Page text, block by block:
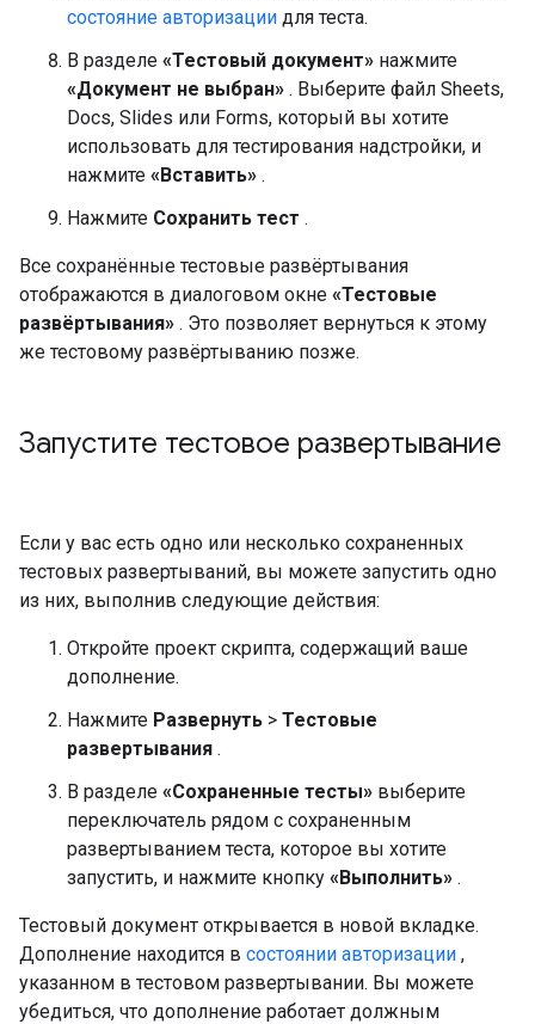
состояние авторизации для теста.
В разделе «Тестовый документ» нажмите
«Документ не выбран» . Выберите файл Sheets,
Docs, Slides или Forms, который вы хотите
использовать для тестирования надстройки, и
нажмите «Вставить» .
Нажмите Сохранить тест .
Все сохранённые тестовые развёртывания
отображаются в диалоговом окне «Тестовые
развёртывания» . Это позволяет вернуться к этому
же тестовому развёртыванию позже.
Запустите тестовое развертывание
Если у вас есть одно или несколько сохраненных
тестовых развертываний, вы можете запустить одно
из них, выполнив следующие действия:
Откройте проект скрипта, содержащий ваше
дополнение.
Нажмите Развернуть > Тестовые
развертывания .
В разделе «Сохраненные тесты» выберите
переключатель рядом с сохраненным
развертыванием теста, которое вы хотите
запустить, и нажмите кнопку «Выполнить» .
Тестовый документ открывается в новой вкладке.
Дополнение находится в состоянии авторизации ,
указанном в тестовом развертывании. Вы можете
убедиться, что дополнение работает должным